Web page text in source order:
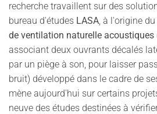
recherche travaillent sur des
bureau d'études LASA, à l'origine
de ventilation naturelle acoustiques
associant deux ouvrants décalés
par un piège à son, pour laisser
bruit) développé dans le cadre de
mène aujourd'hui sur certains
neuve des études destinées à